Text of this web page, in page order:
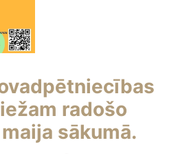
radošo
sākumā.